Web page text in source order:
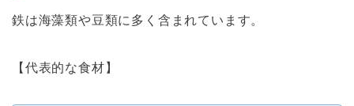
鉄は海藻類や豆類に多く含まれています。
【代表的な食材】